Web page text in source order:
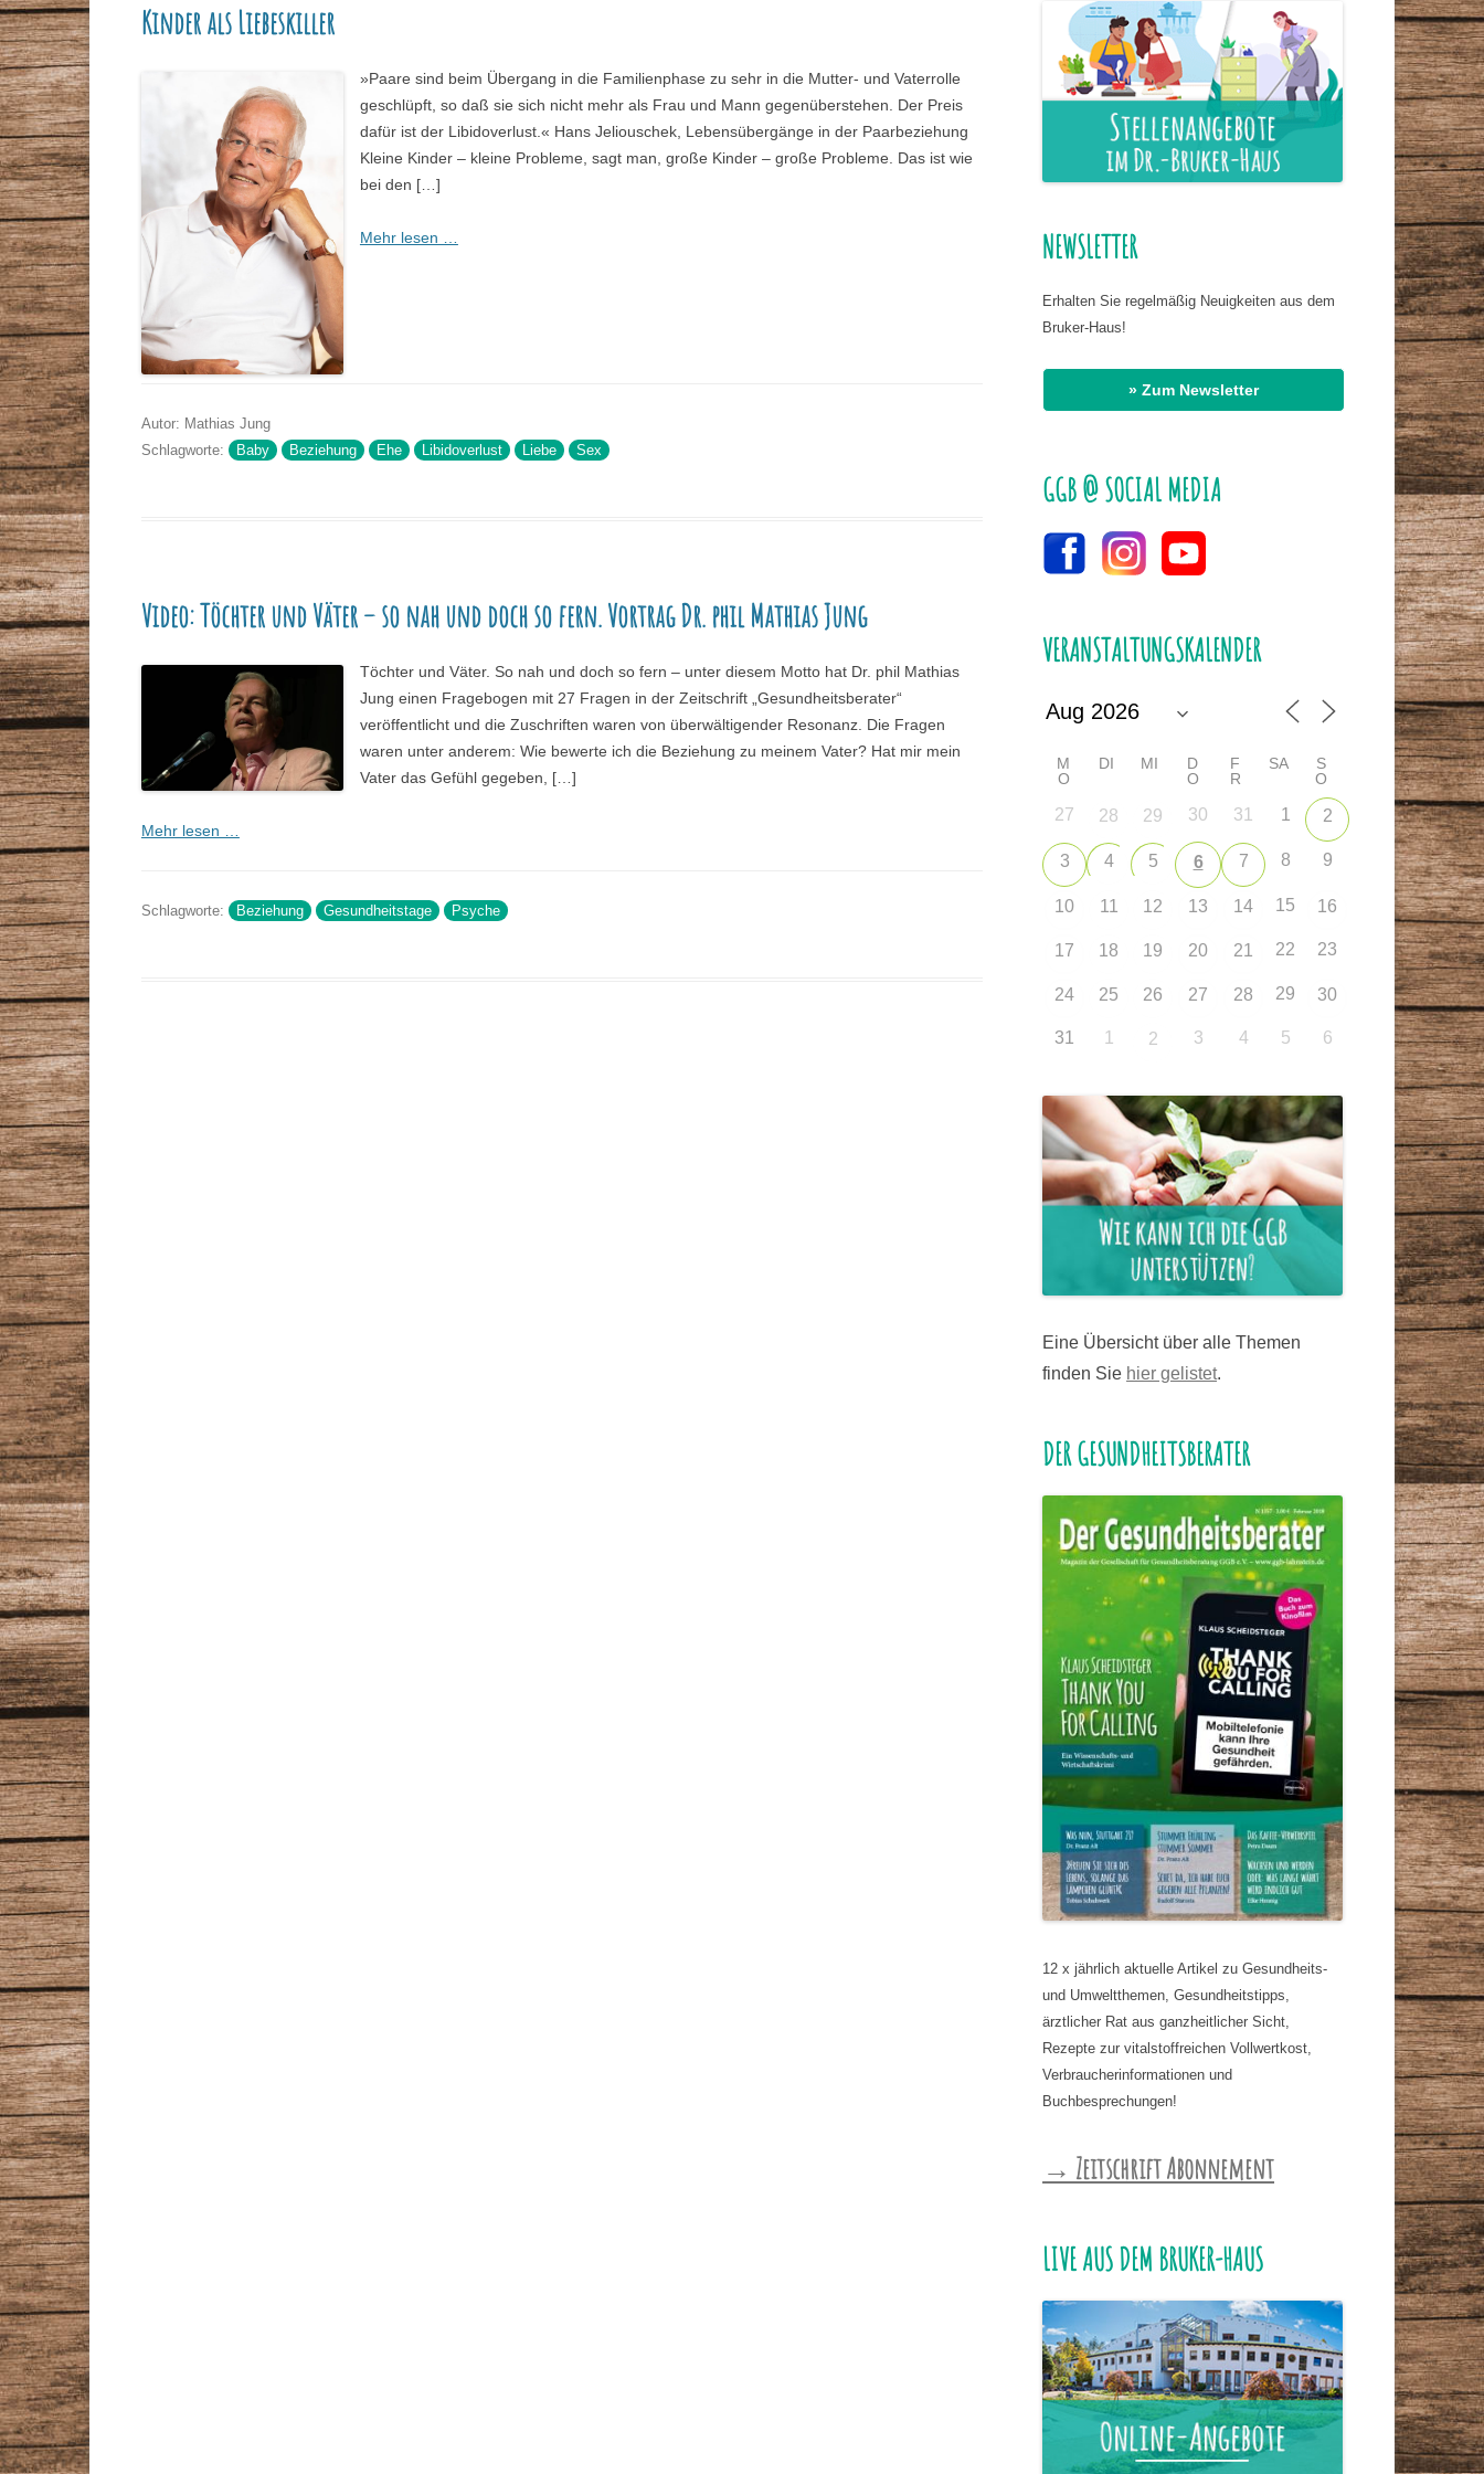
STAMMTISCHE
ZEITSCHRIFT
DR. MAX-OTTO-BRUKER
BIOGRAFIE
DR.-BRUKER-GARTEN
PRESSE
SCHLUSSSEMINARE
PRAXISSEMINARE
GESPRÄCHSKREIS HASSAN EL
KHOMRI
MATHIAS JUNG
ÄRZTLICHER RAT DR. BIRMANNS
VORTRÄGE EXTERN
ORDNUNG UNSERER NAHRUNG
WISSENSCHAFTLER
VOLLWERTKOST
VIDEOS
NACH THEMENGEBIETEN
Kinder als Liebeskiller
»Paare sind beim Übergang in die Familienphase zu sehr in die Mutter- und Vaterrolle
geschlüpft, so daß sie sich nicht mehr als Frau und Mann gegenüberstehen. Der Preis
dafür ist der Libidoverlust.« Hans Jeliouschek, Lebensübergänge in der Paarbeziehung
Kleine Kinder – kleine Probleme, sagt man, große Kinder – große Probleme. Das ist wie
bei den […]
Mehr lesen …
Autor: Mathias Jung
Schlagworte:
Baby Beziehung Ehe Libidoverlust Liebe Sex
Video: Töchter und Väter – so nah und doch so fern. Vortrag Dr. phil Mathias Jung
Töchter und Väter. So nah und doch so fern – unter diesem Motto hat Dr. phil Mathias
Jung einen Fragebogen mit 27 Fragen in der Zeitschrift „Gesundheitsberater“
veröffentlicht und die Zuschriften waren von überwältigender Resonanz. Die Fragen
waren unter anderem: Wie bewerte ich die Beziehung zu meinem Vater? Hat mir mein
Vater das Gefühl gegeben, […]
Mehr lesen …
Schlagworte: Beziehung Gesundheitstage Psyche
NEWSLETTER
Erhalten Sie regelmäßig Neuigkeiten aus dem
Bruker-Haus!
» Zum Newsletter
GGB @ SOCIAL MEDIA
VERANSTALTUNGSKALENDER
M
O
DI MI
D
O
F
R
SA
S
O
27 28 29 30 31 1 2
3 4 5 6 7 8 9
10 11 12 13 14 15 16
17 18 19 20 21 22 23
24 25 26 27 28 29 30
31 1 2 3 4 5 6
Eine Übersicht über alle Themen
finden Sie hier gelistet.
DER GESUNDHEITSBERATER
12 x jährlich aktuelle Artikel zu Gesundheits-
und Umweltthemen, Gesundheitstipps,
ärztlicher Rat aus ganzheitlicher Sicht,
Rezepte zur vitalstoffreichen Vollwertkost,
Verbraucherinformationen und
Buchbesprechungen!
→ Zeitschrift Abonnement
LIVE AUS DEM BRUKER-HAUS